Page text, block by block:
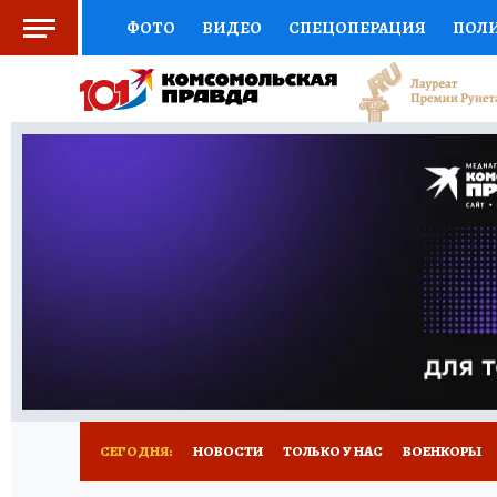
ФОТО ВИДЕО СПЕЦОПЕРАЦИЯ
СОЦПОДДЕРЖКА НАУКА СПОРТ
ВЫБОР ЭКСПЕРТОВ ДОКТОР
ПРОГНОЗЫ НА СПОРТ
НОВОЕ
СЕГОДНЯ: НОВОСТИ ТОЛЬКО У НАС ВОЕНКОРЫ